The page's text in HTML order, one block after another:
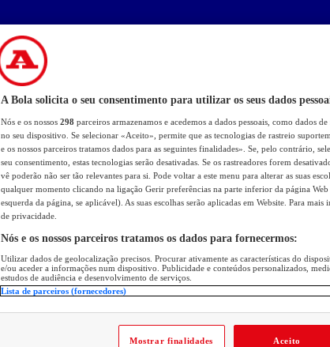
A Bola solicita o seu consentimento para utilizar os seus dados
Nós e os nossos 298 parceiros armazenamos e acedemos a dados pessoais, como dados
no seu dispositivo. Se selecionar «Aceito», permite que as tecnologias de rastreio
e os nossos parceiros tratamos dados para as seguintes finalidades». Se, pelo contrário,
seu consentimento, estas tecnologias serão desativadas. Se os rastreadores forem
vê poderão não ser tão relevantes para si. Pode voltar a este menu para alterar as suas
qualquer momento clicando na ligação Gerir preferências na parte inferior da página
esquerda da página, se aplicável). As suas escolhas serão aplicadas em Website. Para
de privacidade.
Nós e os nossos parceiros tratamos os dados para fornecermos:
Utilizar dados de geolocalização precisos. Procurar ativamente as características do
e/ou aceder a informações num dispositivo. Publicidade e conteúdos personalizados,
estudos de audiência e desenvolvimento de serviços.
Lista de parceiros (fornecedores)
Mostrar finalidades Aceito